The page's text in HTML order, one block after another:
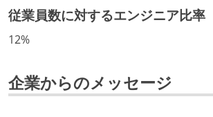
など、キャリア形成を目的とした職
年収800万円以上のエンジニアに、
従業員数に対するエンジニア比率
12%
企業からのメッセージ